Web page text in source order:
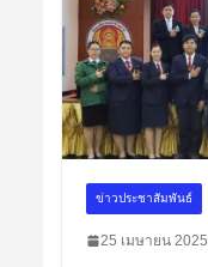
ข่าวประชาสัมพันธ์
25 เมษายน 2025